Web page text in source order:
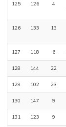
125 126 4
126 133 13
127 118 6
128 144 22
129 102 23
130 147 9
131 123 9